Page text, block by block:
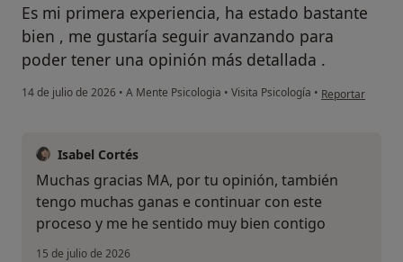
Es mi primera experiencia, ha estado bastante
bien , me gustaría seguir avanzando para
poder tener una opinión más detallada .
14 de julio de 2026 • A Mente Psicologia • Visita Psicología • en opinión del
Reportar
Isabel Cortés
Muchas gracias MA, por tu opinión, también
tengo muchas ganas e continuar con este
proceso y me he sentido muy bien contigo
15 de julio de 2026